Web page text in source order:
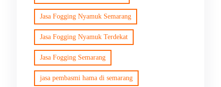
Jasa Fogging Nyamuk Semarang
Jasa Fogging Nyamuk Terdekat
Jasa Fogging Semarang
jasa pembasmi hama di semarang